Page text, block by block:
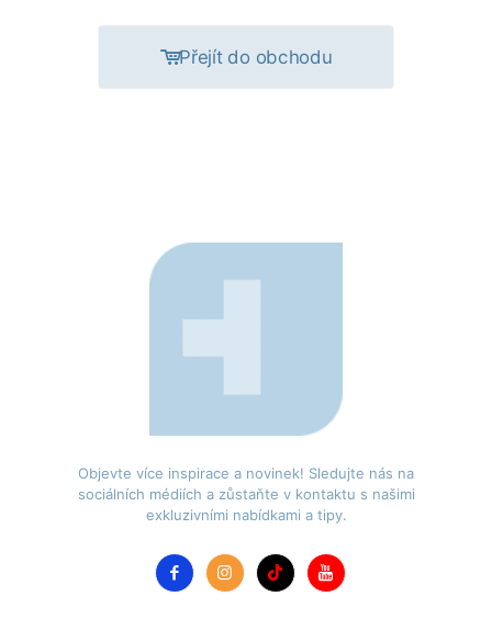
Přejít do obchodu
Objevte více inspirace a novinek! Sledujte nás na
sociálních médiích a zůstaňte v kontaktu s našimi
exkluzivními nabídkami a tipy.